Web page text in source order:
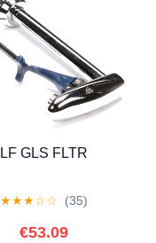
LF GLS FLTR
★★★☆☆ (35)
€53.09